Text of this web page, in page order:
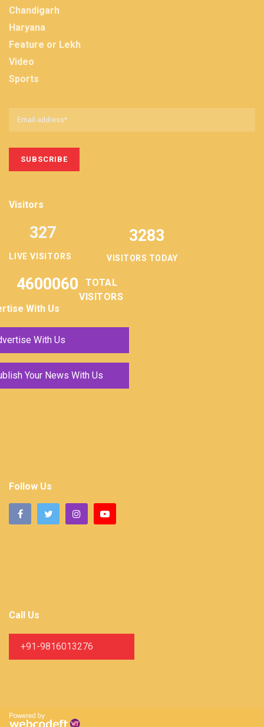
Chandigarh
Haryana
Feature or Lekh
Video
Sports
Visitors
LIVE VISITORS
327 3283
VISITORS TODAY
4600060
TOTAL
VISITORS
With Us
With Us
Your News With Us
Follow Us
Call Us
+91-9816013276